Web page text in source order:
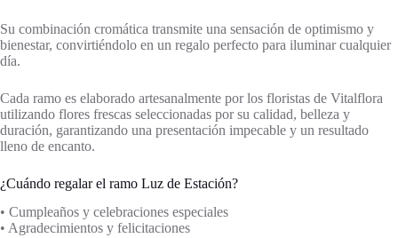
Su combinación cromática transmite una sensación de optimismo y
bienestar, convirtiéndolo en un regalo perfecto para iluminar cualquier
día.
Cada ramo es elaborado artesanalmente por los floristas de Vitalflora
utilizando flores frescas seleccionadas por su calidad, belleza y
duración, garantizando una presentación impecable y un resultado
lleno de encanto.
¿Cuándo regalar el ramo Luz de Estación?
• Cumpleaños y celebraciones especiales
• Agradecimientos y felicitaciones